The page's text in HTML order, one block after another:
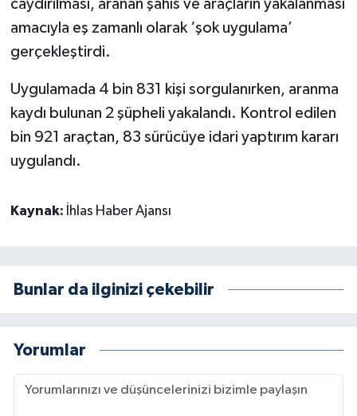
caydırılması, aranan şahıs ve araçların yakalanması
amacıyla eş zamanlı olarak ‘şok uygulama’
gerçekleştirdi.
Uygulamada 4 bin 831 kişi sorgulanırken, aranma
kaydı bulunan 2 şüpheli yakalandı. Kontrol edilen
bin 921 araçtan, 83 sürücüye idari yaptırım kararı
uygulandı.
Kaynak: İhlas Haber Ajansı
Bunlar da ilginizi çekebilir
Yorumlar